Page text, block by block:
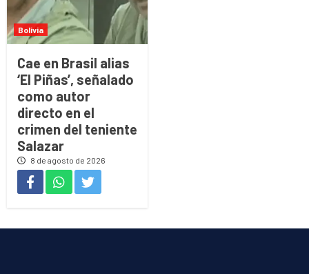
Bolivia
Cae en Brasil alias
‘El Piñas’, señalado
como autor
directo en el
crimen del teniente
Salazar
8 de agosto de 2026